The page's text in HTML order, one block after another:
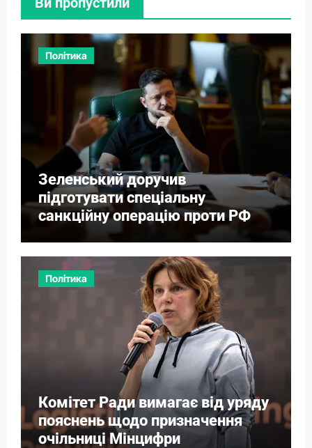
Політика
Зеленський доручив
підготувати спеціальну
санкційну операцію проти РФ
Політика
Комітет Ради вимагає від уряду
пояснень щодо призначення
очільниці Мінцифри